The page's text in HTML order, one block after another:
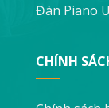
Đàn Piano
CHÍNH